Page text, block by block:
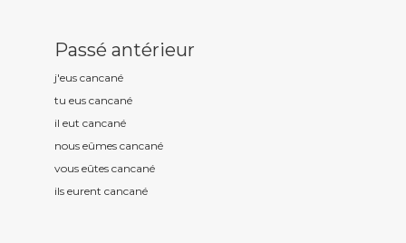
Passé antérieur
j'eus cancané
tu eus cancané
il eut cancané
nous eûmes cancané
vous eûtes cancané
ils eurent cancané